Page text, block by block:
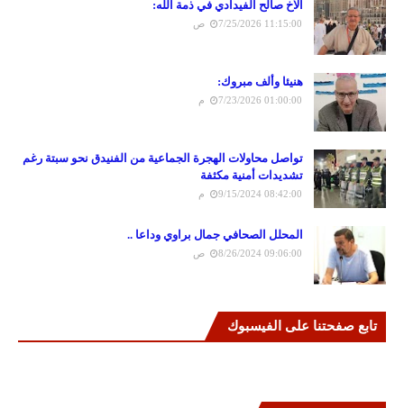
الاخ صالح الفيدادي في ذمة الله:
7/25/2026 11:15:00 ص
هنيئا وألف مبروك:
7/23/2026 01:00:00 م
تواصل محاولات الهجرة الجماعية من الفنيدق نحو سبتة رغم
تشديدات أمنية مكثفة
9/15/2024 08:42:00 م
المحلل الصحافي جمال براوي وداعا ..
8/26/2024 09:06:00 ص
تابع صفحتنا على الفيسبوك